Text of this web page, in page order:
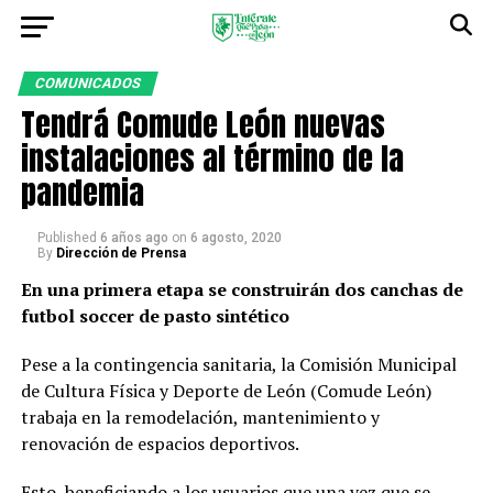
COMUNICADOS
Tendrá Comude León nuevas
instalaciones al término de la
pandemia
Published 6 años ago on 6 agosto, 2020
By Dirección de Prensa
En una primera etapa se construirán dos canchas de
futbol soccer de pasto sintético
Pese a la contingencia sanitaria, la Comisión Municipal
de Cultura Física y Deporte de León (Comude León)
trabaja en la remodelación, mantenimiento y
renovación de espacios deportivos.